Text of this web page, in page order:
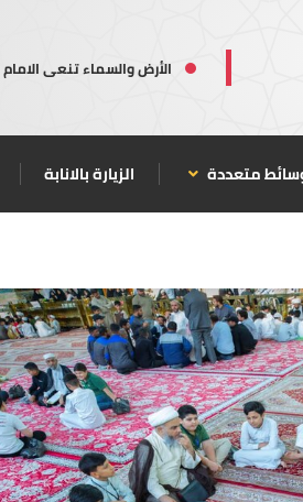
الأرض والسماء تنعى
متعددة الزيارة بالانابة